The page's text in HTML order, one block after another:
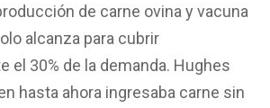
de carne ovina y vacuna
alcanza para cubrir
el 30% de la demanda. Hughes
hasta ahora ingresaba carne sin